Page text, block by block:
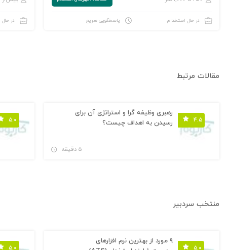
در حال استخدام پاسخگویی سریع در
مقالات مرتبط
۴.۵
رهبری وظیفه گرا و استراتژی آن برای
رسیدن به اهداف چیست؟
۵ دقیقه
۵.۰
منتخب سردبیر
۵.۰
۹ مورد از بهترین نرم افزارهای
۵.۰